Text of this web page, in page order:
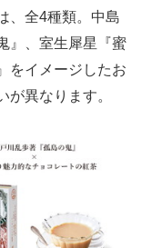
、全4種類。中島
』、室生犀星『蜜
をイメージしたお
異なります。